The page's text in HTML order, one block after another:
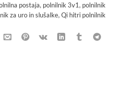
postaja, polnilnik 3v1, polnilnik
za uro in slušalke,Qi hitri polnilnik